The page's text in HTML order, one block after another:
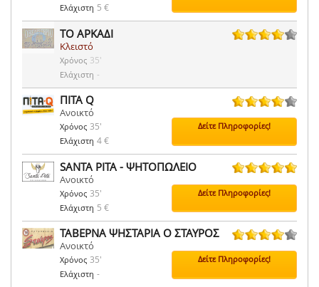
Ελάχιστη 5 €
ΤΟ ΑΡΚΑΔΙ
Κλειστό
Χρόνος 35'
Ελάχιστη -
ΠΙΤΑ Q
Ανοικτό
Χρόνος 35'
Ελάχιστη 4 €
Δείτε Πληροφορίες!
SANTA PITA - ΨΗΤΟΠΩΛΕΙΟ
Ανοικτό
Χρόνος 35'
Ελάχιστη 5 €
Δείτε Πληροφορίες!
ΤΑΒΕΡΝΑ ΨΗΣΤΑΡΙΑ Ο ΣΤΑΥΡΟΣ
Ανοικτό
Χρόνος 35'
Ελάχιστη -
Δείτε Πληροφορίες!